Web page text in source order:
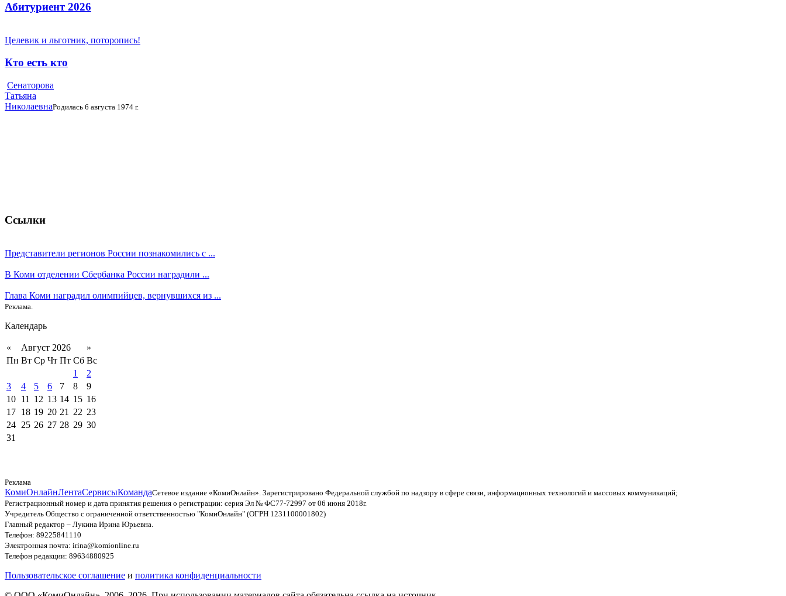
Абитуриент 2026
Целевик и льготник, поторопись!
Кто есть кто
Сенаторова
Татьяна
НиколаевнаРодилась 6 августа 1974 г.
Ссылки
Представители регионов России познакомились с ...
В Коми отделении Сбербанка России наградили ...
Глава Коми наградил олимпийцев, вернувшихся из ...
Реклама.
Календарь
« Август 2026
»
Пн Вт Ср Чт Пт Сб Вс
1
2
3
4 5 6 7 8
9
10 11 12 13 14 15 16
17 18 19 20 21 22 23
24 25 26 27 28 29 30
31
Реклама
КомиОнлайнЛентаСервисыКомандаСетевое издание «КомиОнлайн». Зарегистрировано Федеральной службой по надзору в сфере связи, информационных технологий и массовых коммуникаций;
Регистрационный номер и дата принятия решения о регистрации: серия Эл № ФС77-72997 от 06 июня 2018г.
Учредитель Общество с ограниченной ответственностью "КомиОнлайн" (ОГРН 1231100001802)
Главный редактор – Лукина Ирина Юрьевна.
Телефон: 89225841110
Электронная почта: irina@komionline.ru
Телефон редакции: 89634880925
Пользовательское соглашение и политика конфиденциальности